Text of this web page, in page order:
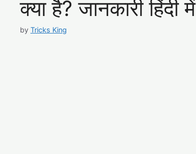
क्या है? जानकारी हिंदी में
by Tricks King